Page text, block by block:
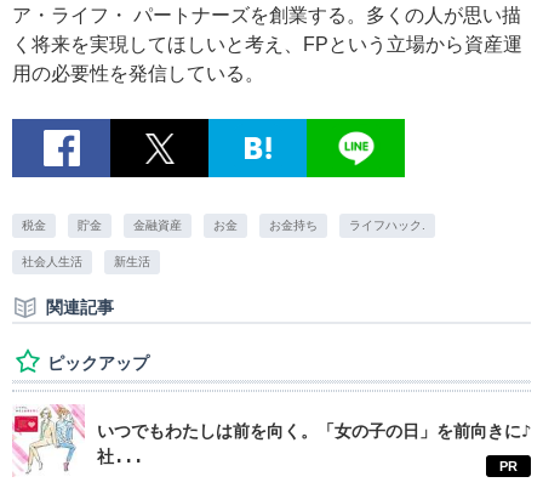
ア・ライフ・ パートナーズを創業する。多くの人が思い描
く将来を実現してほしいと考え、FPという立場から資産運
用の必要性を発信している。
税金 貯金 金融資産 お金 お金持ち ライフハック.
社会人生活 新生活
関連記事
ピックアップ
いつでもわたしは前を向く。「女の子の日」を前向きに♪
社...
PR